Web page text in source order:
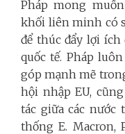
Pháp mong
khối liên minh có
để thúc đẩy lợi ích
quốc tế. Pháp
góp mạnh mẽ
hội nhập EU,
tác giữa các nước
thống E. Macron,